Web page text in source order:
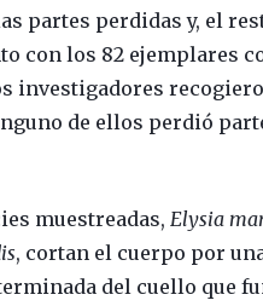
partes perdidas y, el
con los 82 ejemplares
investigadores
de ellos perdió
muestreadas, Elysia
, cortan el cuerpo por
del cuello que